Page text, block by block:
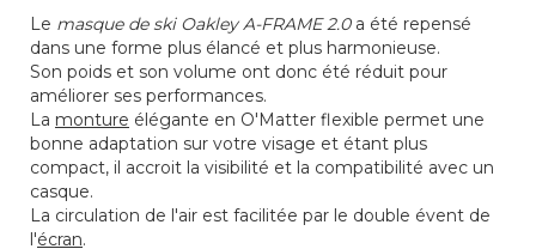
Le masque de ski Oakley A-FRAME 2.0a été repensé
dans une forme plus élancé et plus harmonieuse.
Son poids et son volume ont donc été réduit pour
améliorer ses performances.
La monture élégante en O'Matter flexible permet une
bonne adaptation sur votre visage et étant plus
compact, il accroit la visibilité et la compatibilité avec un
casque.
La circulation de l'air est facilitée par le double évent de
l'écran.